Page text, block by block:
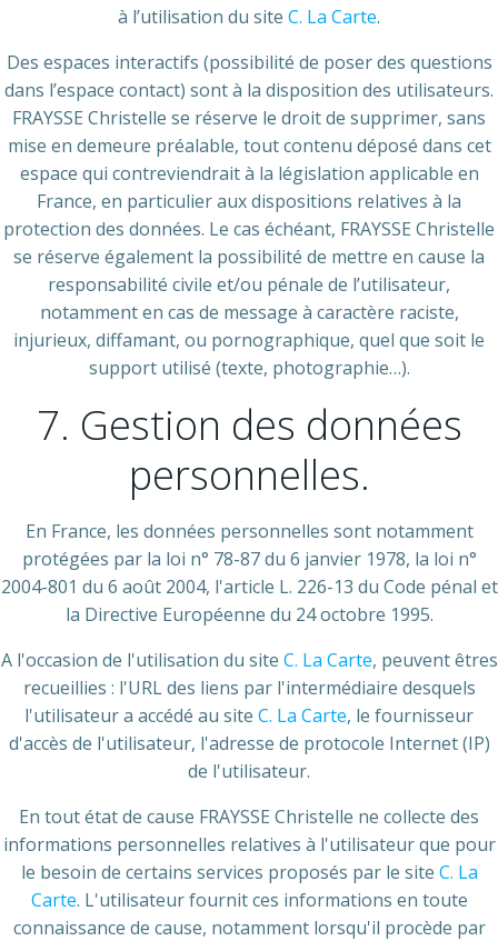
à l’utilisation du site C. La Carte.
Des espaces interactifs (possibilité de poser des questions
dans l’espace contact) sont à la disposition des utilisateurs.
FRAYSSE Christelle se réserve le droit de supprimer, sans
mise en demeure préalable, tout contenu déposé dans cet
espace qui contreviendrait à la législation applicable en
France, en particulier aux dispositions relatives à la
protection des données. Le cas échéant, FRAYSSE Christelle
se réserve également la possibilité de mettre en cause la
responsabilité civile et/ou pénale de l’utilisateur,
notamment en cas de message à caractère raciste,
injurieux, diffamant, ou pornographique, quel que soit le
support utilisé (texte, photographie…).
7. Gestion des données
personnelles.
En France, les données personnelles sont notamment
protégées par la loi n° 78-87 du 6 janvier 1978, la loi n°
2004-801 du 6 août 2004, l'article L. 226-13 du Code pénal et
la Directive Européenne du 24 octobre 1995.
A l'occasion de l'utilisation du site C. La Carte, peuvent êtres
recueillies : l'URL des liens par l'intermédiaire desquels
l'utilisateur a accédé au site C. La Carte, le fournisseur
d'accès de l'utilisateur, l'adresse de protocole Internet (IP)
de l'utilisateur.
En tout état de cause FRAYSSE Christelle ne collecte des
informations personnelles relatives à l'utilisateur que pour
le besoin de certains services proposés par le site C. La
Carte. L'utilisateur fournit ces informations en toute
connaissance de cause, notamment lorsqu'il procède par